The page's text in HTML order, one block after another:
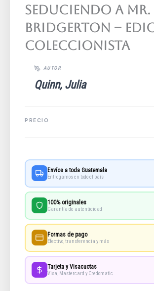
Seduciendo A Mr.
Bridgerton –
Coleccionista
Quinn, Julia
Envíos a toda Guatemala
Entregamos en todo el país
100% originales
Garantía de autenticidad
Formas de pago
Efectivo, transferencia y más
Tarjeta y Visacuotas
Visa, Mastercard y Credomatic